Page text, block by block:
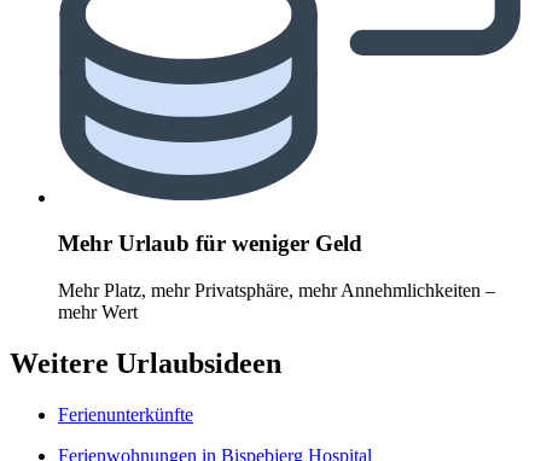
Mehr Urlaub für weniger Geld
Mehr Platz, mehr Privatsphäre, mehr Annehmlichkeiten –
mehr Wert
Weitere Urlaubsideen
Ferienunterkünfte
Ferienwohnungen in Bispebjerg Hospital